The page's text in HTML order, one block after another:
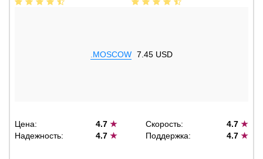
.MOSCOW 7.45 USD
Цена: 4.7★ Скорость: 4.7 ★
Надежность:
4.7★ Поддержка: 4.7 ★